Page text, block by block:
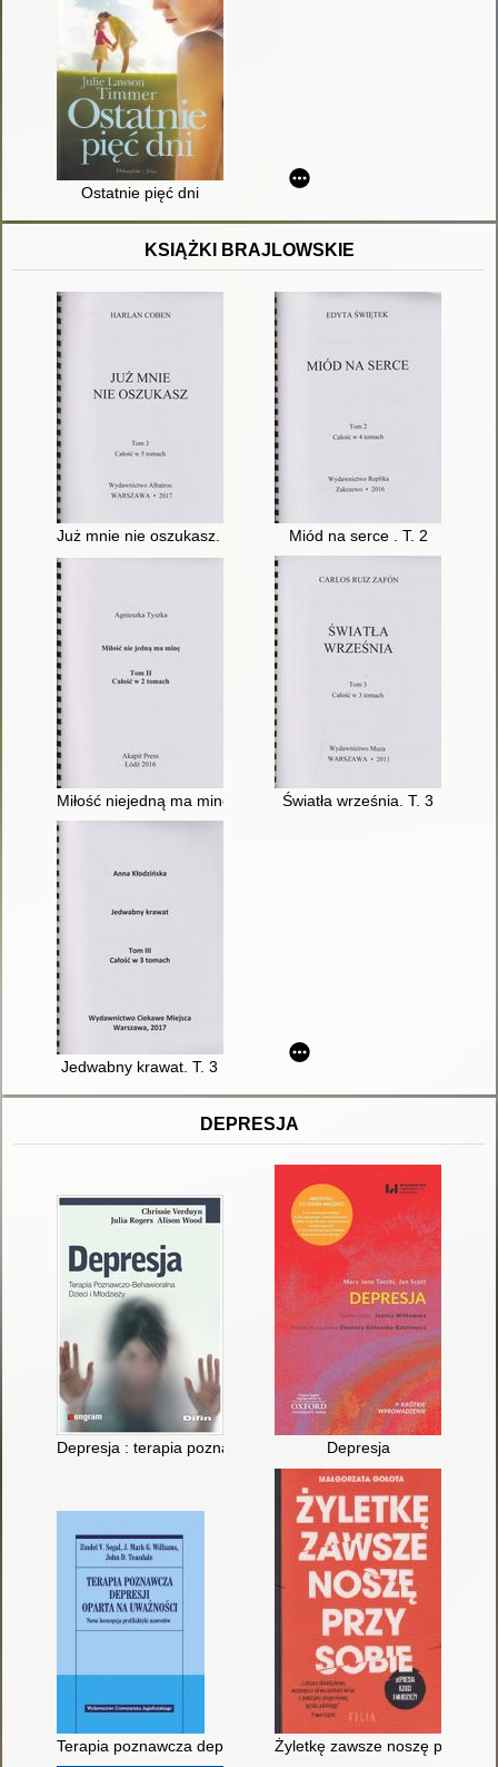
Ostatnie pięć dni
KSIĄŻKI BRAJLOWSKIE
Już mnie nie oszukasz. T. 3 Miód na serce . T. 2
Miłość niejedną ma minę. T. 2 Światła września. T. 3
Jedwabny krawat. T. 3
DEPRESJA
Depresja : terapia poznawczo-behawioralna dzieci i młodzieży
Depresja
Terapia poznawcza depresji oparta na uważności : nowa
Żyletkę zawsze noszę przy